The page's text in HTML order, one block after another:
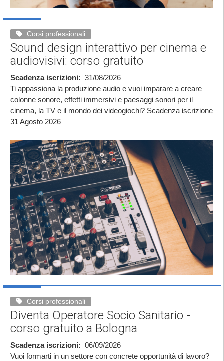
Corsi professionali
Sound design interattivo per cinema e
audiovisivi: corso gratuito
Scadenza iscrizioni
31/08/2026
Ti appassiona la produzione audio e vuoi imparare a creare
colonne sonore, effetti immersivi e paesaggi sonori per il
cinema, la TV e il mondo dei videogiochi? Scadenza iscrizione
31 Agosto 2026
Corsi professionali
Diventa Operatore Socio Sanitario -
corso gratuito a Bologna
Scadenza iscrizioni
06/09/2026
Vuoi formarti in un settore con concrete opportunità di lavoro?